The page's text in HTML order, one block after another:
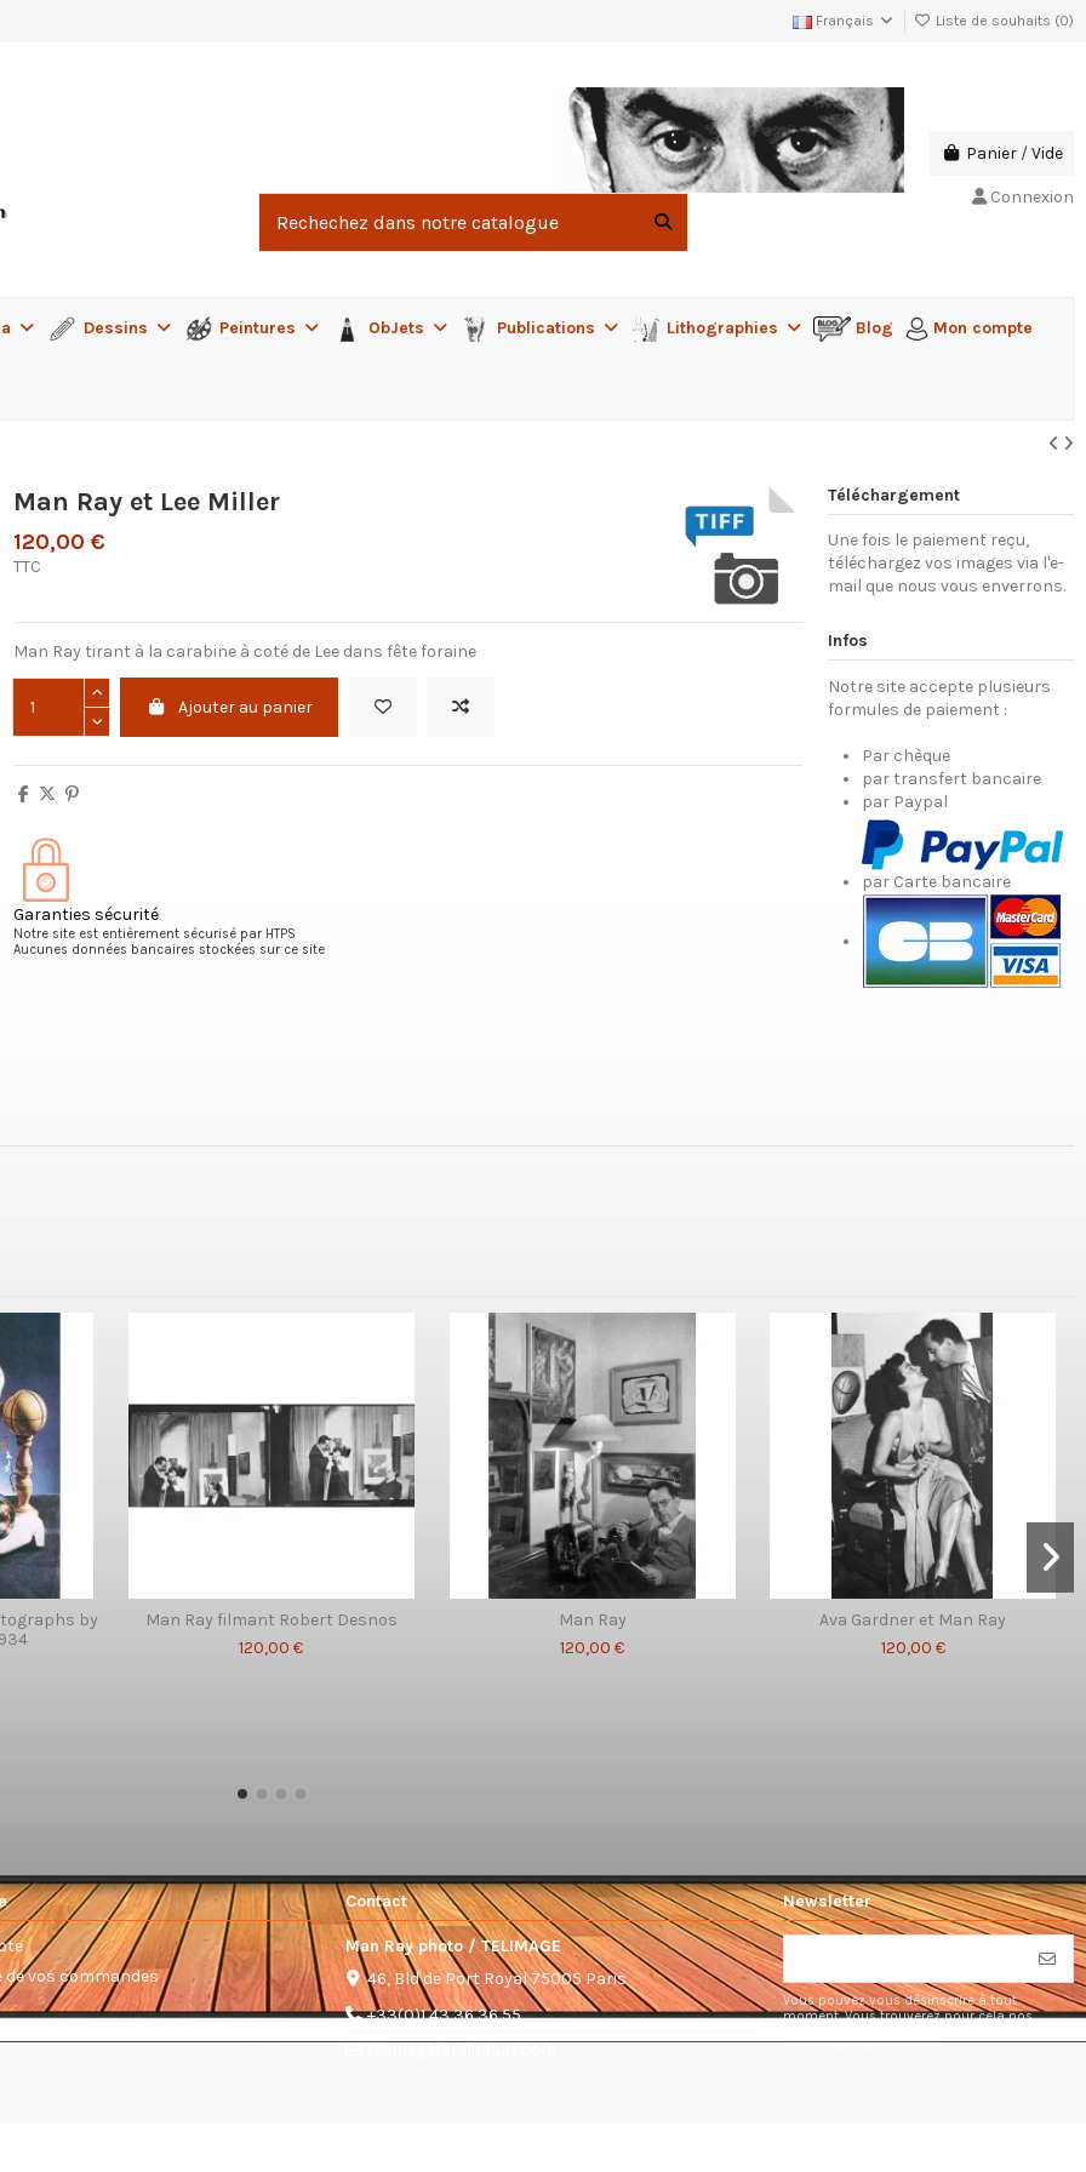
Français Liste de souhaits (0)
Panier /Vide
Connexion
Dessins Peintures ObJets Publications Lithographies Blog Mon compte
Man Ray et Lee Miller
120,00 €
TTC
Man Ray tirant à la carabine à coté de Lee dans fête foraine
Ajouter au panier
Garanties sécurité
Notre site est entièrement sécurisé par HTPS
Aucunes données bancaires stockées sur ce site
Téléchargement
Une fois le paiement reçu,
téléchargez vos images via l'e-
mail que nous vous enverrons.
Infos
Notre site accepte plusieurs
formules de paiement :
Par chèque
par transfert bancaire
par Paypal
par Carte bancaire
by
Man Ray filmant Robert Desnos
120,00 €
Man Ray
120,00 €
Ava Gardner et Man Ray
120,00 €
de vos commandes
Contact
Man Ray photo / TELIMAGE
46, Bld de Port Royal 75005 Paris
+33(0)1 43 36 36 55
Newsletter
Vous pouvez vous désinscrire à tout
moment. Vous trouverez pour cela nos
d'utilisation du site.